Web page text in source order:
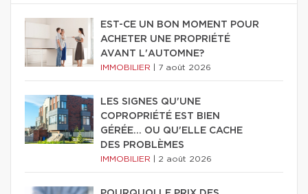
EST-CE UN BON MOMENT POUR
ACHETER UNE PROPRIÉTÉ
AVANT L'AUTOMNE?
IMMOBILIER 7 août 2026
LES SIGNES QU'UNE
COPROPRIÉTÉ EST BIEN
GÉRÉE… OU QU'ELLE CACHE
DES PROBLÈMES
IMMOBILIER 2 août 2026